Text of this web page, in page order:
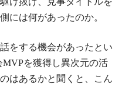
には何があったのか。
をする機会があったとい
を獲得し異次元の活
はあるかと聞くと、こん